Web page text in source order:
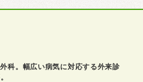
科。幅広い病気に対応する外来診